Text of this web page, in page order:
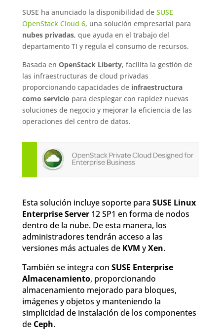
SUSE ha anunciado la disponibilidad de SUSE
OpenStack Cloud 6, una solución empresarial para
nubes privadas, que ayuda en el trabajo del
departamento TI y regula el consumo de recursos.
Basada en OpenStack Liberty, facilita la gestión de
las infraestructuras de cloud privadas
proporcionando capacidades de infraestructura
como servicio para desplegar con rapidez nuevas
soluciones de negocio y mejorar la eficiencia de las
operaciones del centro de datos.
Esta solución incluye soporte para SUSE Linux
Enterprise Server12 SP1 en forma de nodos
dentro de la nube. De esta manera, los
administradores tendrán acceso a las
versiones más actuales de KVM yXen.
También se integra con SUSE Enterprise
Almacenamiento, proporcionando
almacenamiento mejorado para bloques,
imágenes y objetos y manteniendo la
simplicidad de instalación de los componentes
de Ceph.